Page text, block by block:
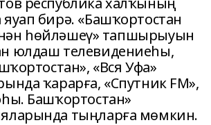
бирә. «Башҡортостан
һөйләшеү» тапшырыуын
юлдаш телевидениеһы,
«Вся Уфа»
ҡарарға, «Спутник FM»,
Башҡортостан»
тыңларға мөмкин.